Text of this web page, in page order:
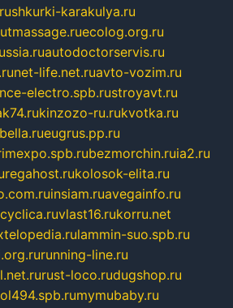
shkurki-karakulya.ru
ecolog.org.ru
autodoctorservis.ru
net-life.net.ruavto-vozim.ru
electro.spb.rustroyavt.ru
kinzozo-ru.rukvotka.ru
eugrus.pp.ru
bezmorchin.ruia2.ru
regahost.rukolosok-elita.ru
insiam.ruavegainfo.ru
vlast16.rukorru.net
lammin-suo.spb.ru
running-line.ru
rust-loco.rudugshop.ru
mymubaby.ru